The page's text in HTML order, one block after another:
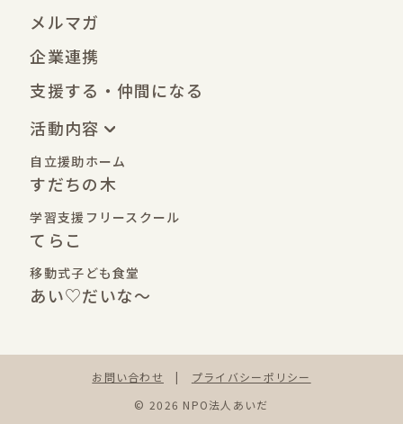
メルマガ
企業連携
支援する・仲間になる
活動内容
自立援助ホーム
すだちの木
学習支援フリースクール
てらこ
移動式子ども食堂
あい♡だいな〜
お問い合わせ | プライバシーポリシー
© 2026 NPO法人あいだ